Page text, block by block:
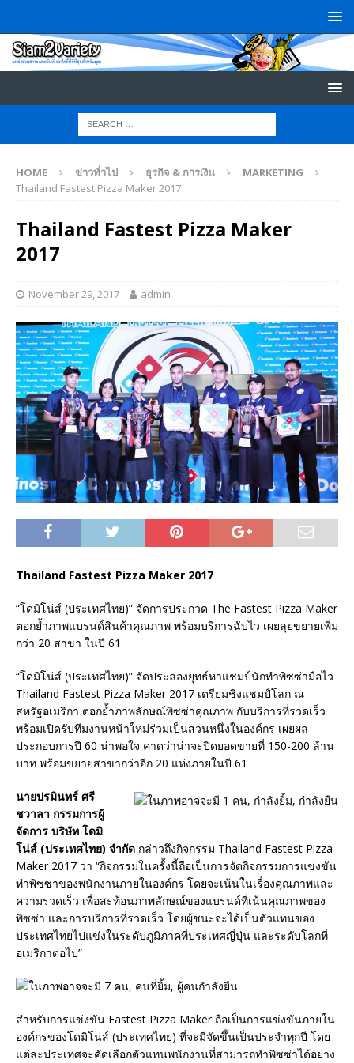
HOME ข่าวทั่วไป ธุรกิจ & การเงิน
MARKETING
Thailand Fastest Pizza Maker 2017
Thailand Fastest Pizza Maker
2017
November 29, 2017 admin
Thailand Fastest Pizza Maker 2017
“โดมิโน่ส์ (ประเทศไทย)” จัดการประกวด The Fastest Pizza Maker
ตอกย้ำภาพแบรนด์สินค้าคุณภาพ พร้อมบริการฉับไว เผยลุยขยายเพิ่ม
กว่า 20 สาขา ในปี 61
“โดมิโน่ส์ (ประเทศไทย)” จัดประลองยุทธ์หาแชมป์นักทำพิซซ่ามือไว
Thailand Fastest Pizza Maker 2017 เตรียมชิงแชมป์โลก ณ
สหรัฐอเมริกา ตอกย้ำภาพลักษณ์พิซซ่าคุณภาพ กับบริการที่รวดเร็ว
พร้อมเปิดรับทีมงานหน้าใหม่ร่วมเป็นส่วนหนึ่งในองค์กร เผยผล
ประกอบการปี 60 น่าพอใจ คาดว่าน่าจะปิดยอดขายที่ 150-200 ล้าน
บาท พร้อมขยายสาขากว่าอีก 20 แห่งภายในปี 61
นายปรมินทร์ ศรี
ชวาลา กรรมการผู้
จัดการ บริษัท โดมิ
โน่ส์ (ประเทศไทย) จำกัด กล่าวถึงกิจกรรม Thailand Fastest Pizza
Maker 2017 ว่า “กิจกรรมในครั้งนี้ถือเป็นการจัดกิจกรรมการแข่งขัน
ทำพิซซ่าของพนักงานภายในองค์กร โดยจะเน้นในเรื่องคุณภาพและ
ความรวดเร็ว เพื่อสะท้อนภาพลักษณ์ของแบรนด์ที่เน้นคุณภาพของ
พิซซ่า และการบริการที่รวดเร็ว โดยผู้ชนะจะได้เป็นตัวแทนของ
ประเทศไทยไปแข่งในระดับภูมิภาคที่ประเทศญี่ปุ่น และระดับโลกที่
อเมริกาต่อไป”
สำหรับการแข่งขัน Fastest Pizza Maker ถือเป็นการแข่งขันภายใน
องค์กรของโดมิโน่ส์ (ประเทศไทย) ที่จะมีจัดขึ้นเป็นประจำทุกปี โดย
แต่ละประเทศจะคัดเลือกตัวแทนพนักงานที่สามารถทำพิซซ่าได้อย่าง